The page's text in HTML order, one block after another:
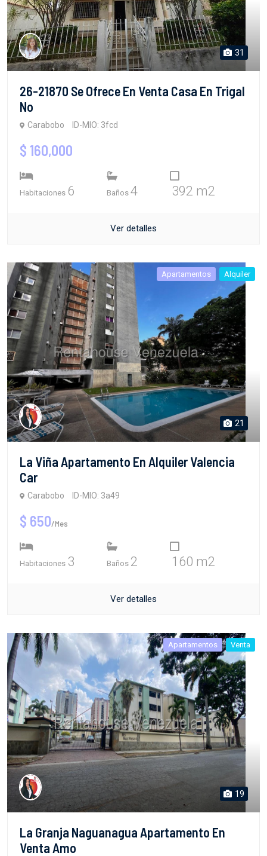
31
26-21870 Se Ofrece En Venta Casa En Trigal
No
Carabobo ID-MIO: 3fcd
$ 160,000
Habitaciones 6 Baños 4 392 m2
Ver detalles
Apartamentos Alquiler
21
La Viña Apartamento En Alquiler Valencia
Car
Carabobo ID-MIO: 3a49
$ 650/Mes
Habitaciones 3 Baños 2 160 m2
Ver detalles
Apartamentos Venta
19
La Granja Naguanagua Apartamento En
Venta Amo